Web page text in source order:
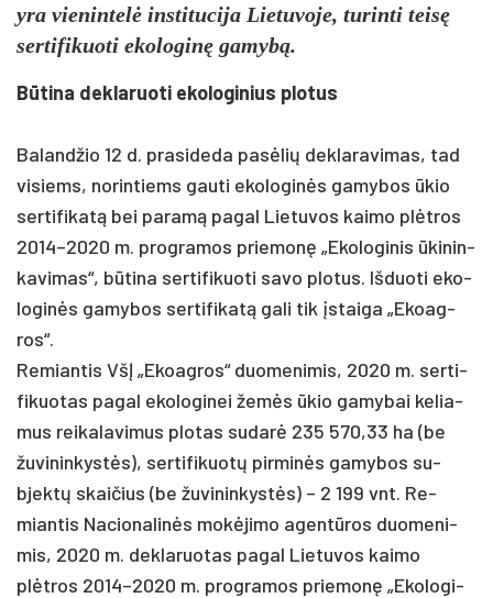
yra vie­nin­telė ins­ti­tu­ci­ja Lie­tu­vo­je, tu­rin­ti teisę
ser­ti­fi­kuo­ti eko­lo­ginę ga­mybą.
Būti­na dek­la­ruo­ti eko­lo­gi­nius plo­tus
Ba­land­žio 12 d. pra­si­de­da pa­sėlių dek­la­ra­vi­mas, tad
vi­siems, no­rin­tiems gau­ti eko­lo­ginės ga­my­bos ūkio
ser­ti­fi­katą bei pa­ramą pa­gal Lie­tu­vos kai­mo plėtros
2014–2020 m. pro­gra­mos prie­monę „Eko­lo­gi­nis ūki­nin­
ka­vi­mas“, būti­na ser­ti­fi­kuo­ti sa­vo plo­tus. Iš­duo­ti eko­
lo­ginės ga­my­bos ser­ti­fi­katą ga­li tik įstai­ga „Ekoag­
ros“.
Re­mian­tis VšĮ „Ekoag­ros“ duo­me­ni­mis, 2020 m. ser­ti­
fi­kuo­tas pa­gal eko­lo­gi­nei žemės ūkio ga­my­bai ke­lia­
mus rei­ka­la­vi­mus plo­tas su­darė 235 570,33 ha (be
žu­vi­nin­kystės), ser­ti­fi­kuotų pir­minės ga­my­bos su­
bjektų skai­čius (be žu­vi­nin­kystės) – 2 199 vnt. Re­
mian­tis Na­cio­na­linės mokė­ji­mo agentū­ros duo­me­ni­
mis, 2020 m. dek­la­ruo­tas pa­gal Lie­tu­vos kai­mo
plėtros 2014–2020 m. pro­gra­mos prie­monę „Eko­lo­gi­